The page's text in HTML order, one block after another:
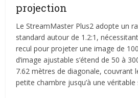
projection
Le StreamMaster Plus2 adopte un
standard autour de 1.2:1,
recul pour projeter une image de
d’image ajustable s’étend de 50 à
7.62 mètres de diagonale, couvrant
petite chambre jusqu’à une véritable